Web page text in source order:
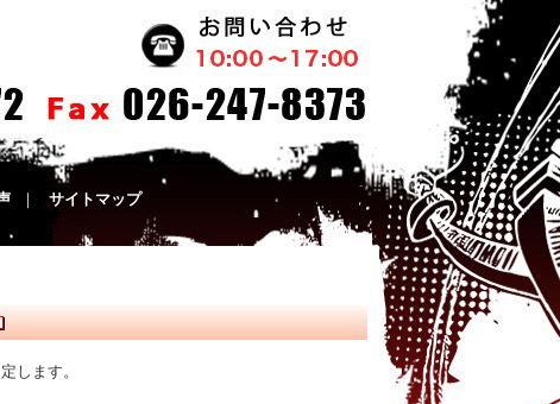
サイトマップ
します。